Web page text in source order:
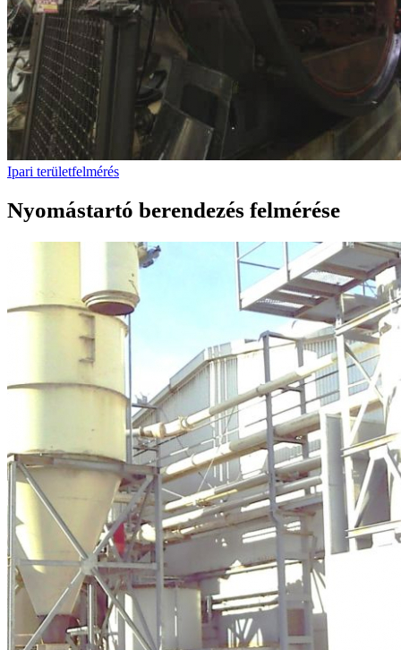
Ipari területfelmérés
Nyomástartó berendezés felmérése